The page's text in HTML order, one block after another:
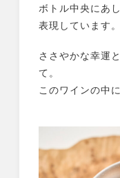
ボトル中央にあ
表現しています。
ささやかな幸運
て。
このワインの中